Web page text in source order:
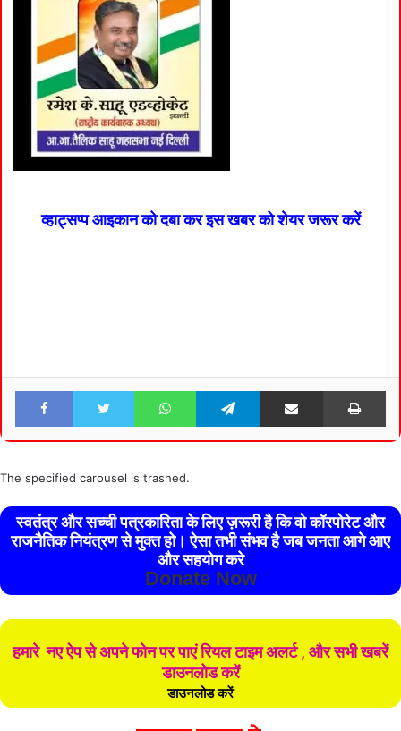
व्हाट्सप्प आइकान को दबा कर इस खबर को शेयर जरूर करें
Facebook Twitter WhatsApp Telegram Share via Email
The specified carousel is trashed.
स्वतंत्र और सच्ची पत्रकारिता के लिए ज़रूरी है कि वो कॉरपोरेट और
राजनैतिक नियंत्रण से मुक्त हो। ऐसा तभी संभव है जब जनता आगे आए
और सहयोग करे
Donate Now
हमारे नए ऐप से अपने फोन पर पाएं रियल टाइम अलर्ट , और सभी खबरें
डाउनलोड करें
डाउनलोड करें